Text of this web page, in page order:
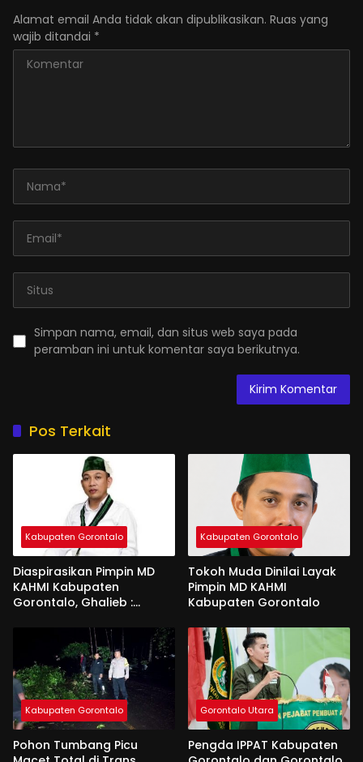
Alamat email Anda tidak akan dipublikasikan. Ruas yang
wajib ditandai *
Simpan nama, email, dan situs web saya pada
peramban ini untuk komentar saya berikutnya.
Pos Terkait
Kabupaten Gorontalo
Diaspirasikan Pimpin MD
KAHMI Kabupaten
Gorontalo, Ghalieb :
Kabupaten Gorontalo
Tokoh Muda Dinilai Layak
Pimpin MD KAHMI
Kabupaten Gorontalo
Kabupaten Gorontalo
Pohon Tumbang Picu
Gorontalo Utara
Pengda IPPAT Kabupaten